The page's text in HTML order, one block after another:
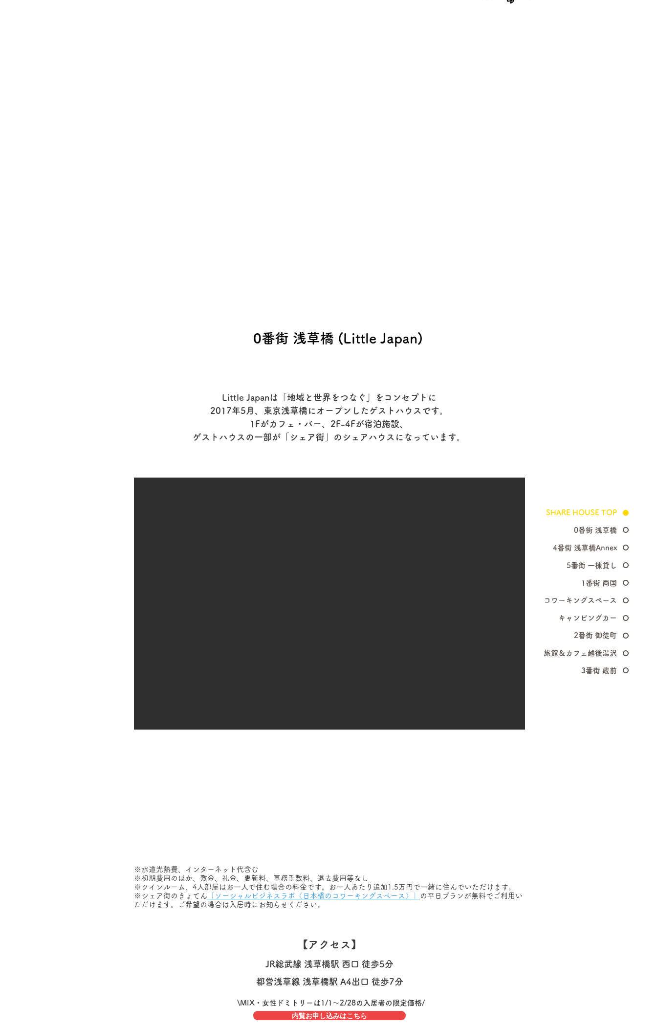
SHARE HOUSE TOP
0番街 浅草橋
4番街 浅草橋Annex
​5番街 一棟貸し
​1番街 両国
コワーキングスペース
キャンピングカー
​2番街 御徒町
旅館＆カフェ越後湯沢
​3番街 蔵前
​0番街 浅草橋 (Little Japan)
​Little Japanは「地域と世界をつなぐ」をコンセプトに
2017年5月、東京浅草橋にオープンしたゲストハウスです。
1Fがカフェ・バー、2F-4Fが宿泊施設、
ゲストハウスの一部が「シェア街」のシェアハウスになっています。
※水道光熱費、インターネット代含む
※初期費用のほか、敷金、礼金、更新料、事務手数料、退去費用等なし
※ツインルーム、4人部屋はお一人で住む場合の料金です。お一人あたり追加1.5万円で一緒に住んでいただけます。
※シェア街のきょてん 「ソーシャルビジネスラボ（日本橋のコワーキングスペース）」
の平日プランが無料でご利用い
ただけます。ご希望の場合は入居時にお知らせください。
【アクセス】
JR総武線 浅草橋駅 西口 徒歩5分
都営浅草線 浅草橋駅 A4出口 徒歩7分
\MIX・女性ドミトリーは1/1〜2/28の入居者の限定価格/
内覧お申し込みはこちら